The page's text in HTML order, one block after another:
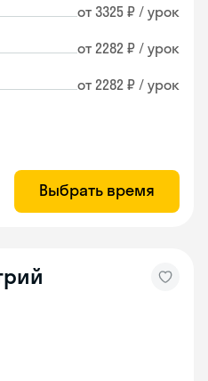
от 3325 ₽ / урок
от 2282 ₽ / урок
от 2282 ₽ / урок
Выбрать время